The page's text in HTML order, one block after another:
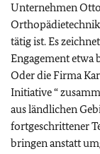
Unternehmen
tätig ist. Es
Engagement etwa
Oder die Firma
Initiative“
aus ländlichen
fortgeschrittener
bringen anstatt